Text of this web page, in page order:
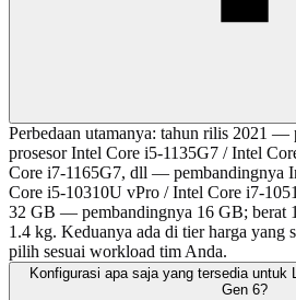
Perbedaan utamanya: tahun rilis 2021 —
prosesor Intel Core i5-1135G7 / Intel
Core i7-1165G7, dll — pembandingnya
Core i5-10310U vPro / Intel Core i7-
32 GB — pembandingnya 16 GB; berat
1.4 kg. Keduanya ada di tier harga
pilih sesuai workload tim Anda.
Konfigurasi apa saja yang tersedia untuk
Gen 6?